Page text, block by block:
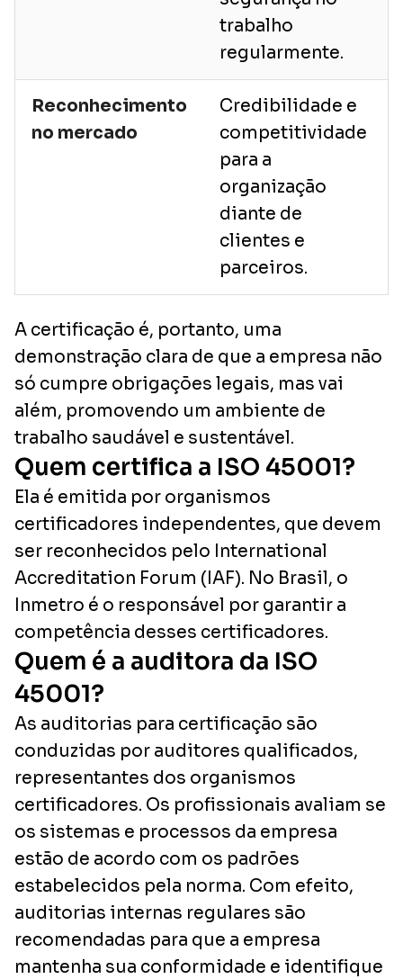
trabalho
regularmente.
Reconhecimento
no mercado
Credibilidade e
competitividade
para a
organização
diante de
clientes e
parceiros.
A certificação é, portanto, uma
demonstração clara de que a empresa não
só cumpre obrigações legais, mas vai
além, promovendo um ambiente de
trabalho saudável e sustentável.
Quem certifica a ISO 45001?
Ela é emitida por organismos
certificadores independentes, que devem
ser reconhecidos pelo International
Accreditation Forum (IAF). No Brasil, o
Inmetro é o responsável por garantir a
competência desses certificadores.
Quem é a auditora da ISO
45001?
As auditorias para certificação são
conduzidas por auditores qualificados,
representantes dos organismos
certificadores. Os profissionais avaliam se
os sistemas e processos da empresa
estão de acordo com os padrões
estabelecidos pela norma. Com efeito,
auditorias internas regulares são
recomendadas para que a empresa
mantenha sua conformidade e identifique